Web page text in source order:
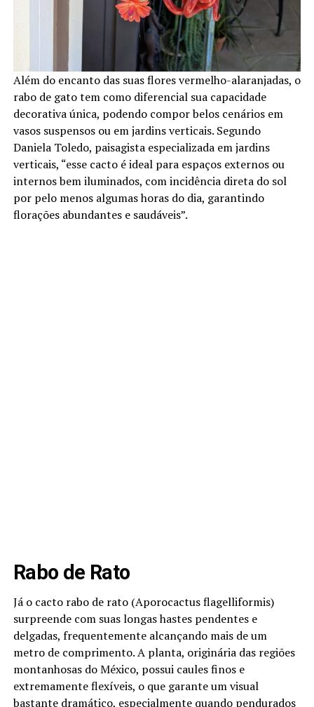
Além do encanto das suas flores vermelho-alaranjadas, o
rabo de gato tem como diferencial sua capacidade
decorativa única, podendo compor belos cenários em
vasos suspensos ou em jardins verticais. Segundo
Daniela Toledo, paisagista especializada em jardins
verticais, “esse cacto é ideal para espaços externos ou
internos bem iluminados, com incidência direta do sol
por pelo menos algumas horas do dia, garantindo
florações abundantes e saudáveis”.
Rabo de Rato
Já o cacto rabo de rato (Aporocactus flagelliformis)
surpreende com suas longas hastes pendentes e
delgadas, frequentemente alcançando mais de um
metro de comprimento. A planta, originária das regiões
montanhosas do México, possui caules finos e
extremamente flexíveis, o que garante um visual
bastante dramático, especialmente quando pendurados